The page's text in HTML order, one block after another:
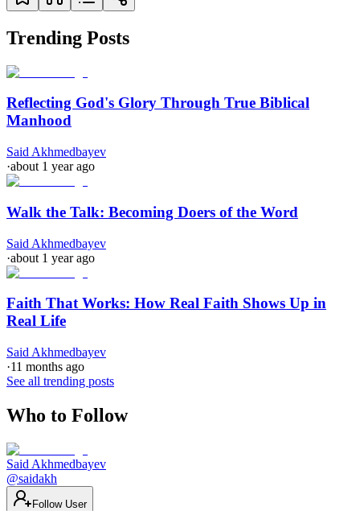
Trending Posts
Reflecting God's Glory Through True Biblical
Manhood
Said Akhmedbayev
·about 1 year ago
Walk the Talk: Becoming Doers of the Word
Said Akhmedbayev
·about 1 year ago
Faith That Works: How Real Faith Shows Up in
Real Life
Said Akhmedbayev
·11 months ago
See all trending posts
Who to Follow
Said Akhmedbayev
@saidakh
Follow User